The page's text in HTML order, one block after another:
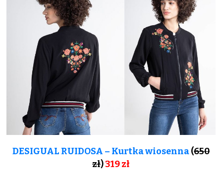
DESIGUAL RUIDOSA – Kurtka wiosenna(650
zł)319zł